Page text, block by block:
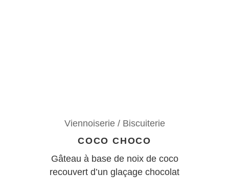
Viennoiserie / Biscuiterie
COCO CHOCO
Gâteau à base de noix de coco
recouvert d’un glaçage chocolat